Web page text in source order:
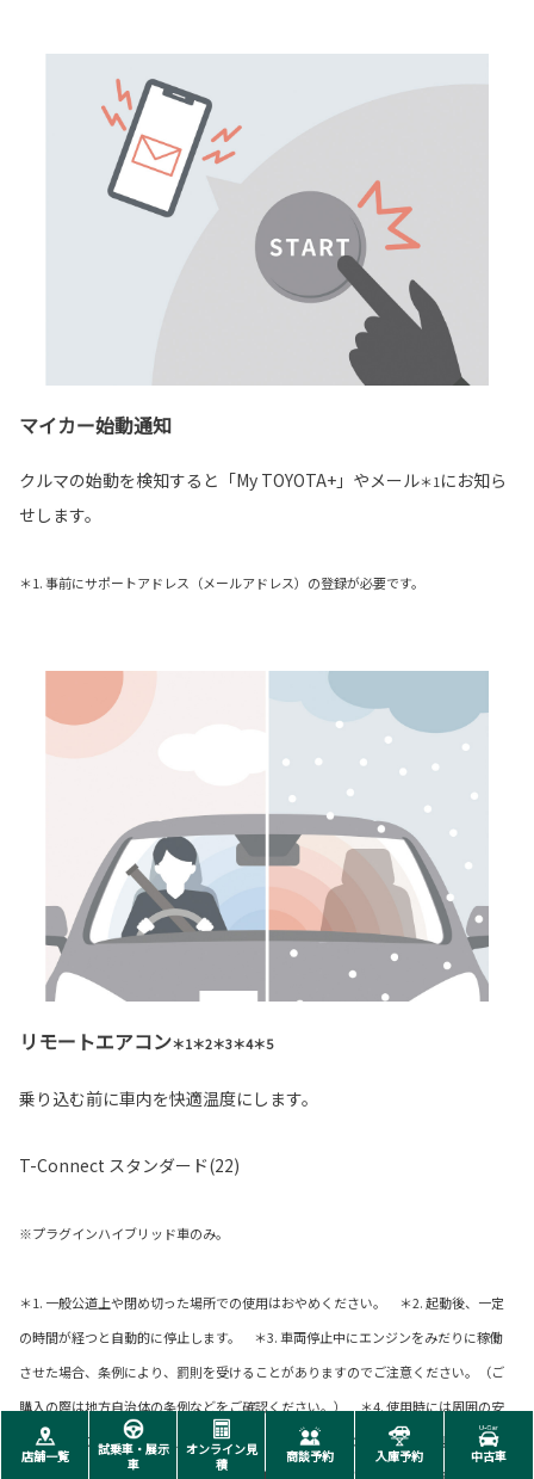
マイカー始動通知
クルマの始動を検知すると「My TOYOTA+」やメール＊1 にお知ら
せします。
＊1. 事前にサポートアドレス（メールアドレス）の登録が必要です。
リモートエアコン＊1＊2＊3＊4＊5
乗り込む前に車内を快適温度にします。
T-Connect スタンダード(22)
※プラグインハイブリッド車のみ。
＊1. 一般公道上や閉め切った場所での使用はおやめください。 ＊2. 起動後、一定
の時間が経つと自動的に停止します。 ＊3. 車両停止中にエンジンをみだりに稼働
させた場合、条例により、罰則を受けることがありますのでご注意ください。（ご
購入の際は地方自治体の条例などをご確認ください。） ＊4. 使用時には周囲の安
全を十分にご確認の上ご使用ください。 ＊5. リモートエアコンは次のような場合
は作動しないことがあります。（・駆動用電池の充電量が少ない時・外気温が極端
店舗一覧
試乗車・展示
車
オンライン見
積
商談予約 入庫予約 中古車